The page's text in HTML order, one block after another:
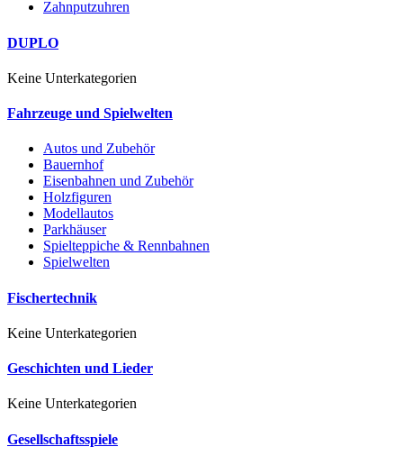
Zahnputzuhren
DUPLO
Keine Unterkategorien
Fahrzeuge und Spielwelten
Autos und Zubehör
Bauernhof
Eisenbahnen und Zubehör
Holzfiguren
Modellautos
Parkhäuser
Spielteppiche & Rennbahnen
Spielwelten
Fischertechnik
Keine Unterkategorien
Geschichten und Lieder
Keine Unterkategorien
Gesellschaftsspiele